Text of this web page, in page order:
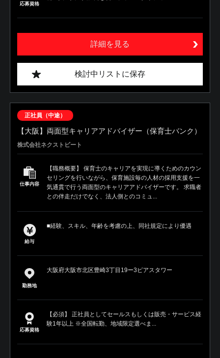
応募資格
詳細を見る
検討中リストに保存
正社員（中途）
【大阪】両面型キャリアアドバイザー（保育士バンク）
株式会社ネクストビート
仕事内容
【職務概要】 保育士のキャリアを実現に導くためのカウン
セリングを行いながら、保育施設毎の人材の採用支援を一
気通貫で行う両面型のキャリアアドバイザーです。 求職者
との伴走だけでなく、法人側とのコミュ...
給与
■経験、スキル、年齢を考慮の上、同社規定により優遇
勤務地
大阪府大阪市北区豊崎3丁目19ー3ピアスタワー
応募資格
【必須】 正社員としてセールスもしくは販売・サービス経
験1年以上 ※全国転勤、地域限定選べま...